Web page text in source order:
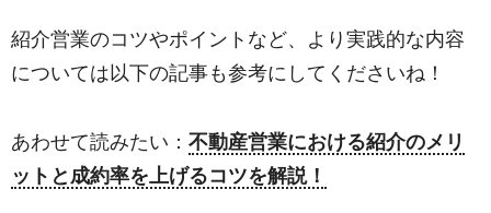
紹介営業のコツやポイントなど、より実践的な内容
については以下の記事も参考にしてくださいね！
あわせて読みたい： 不動産営業における紹介のメリ
ットと成約率を上げるコツを解説！